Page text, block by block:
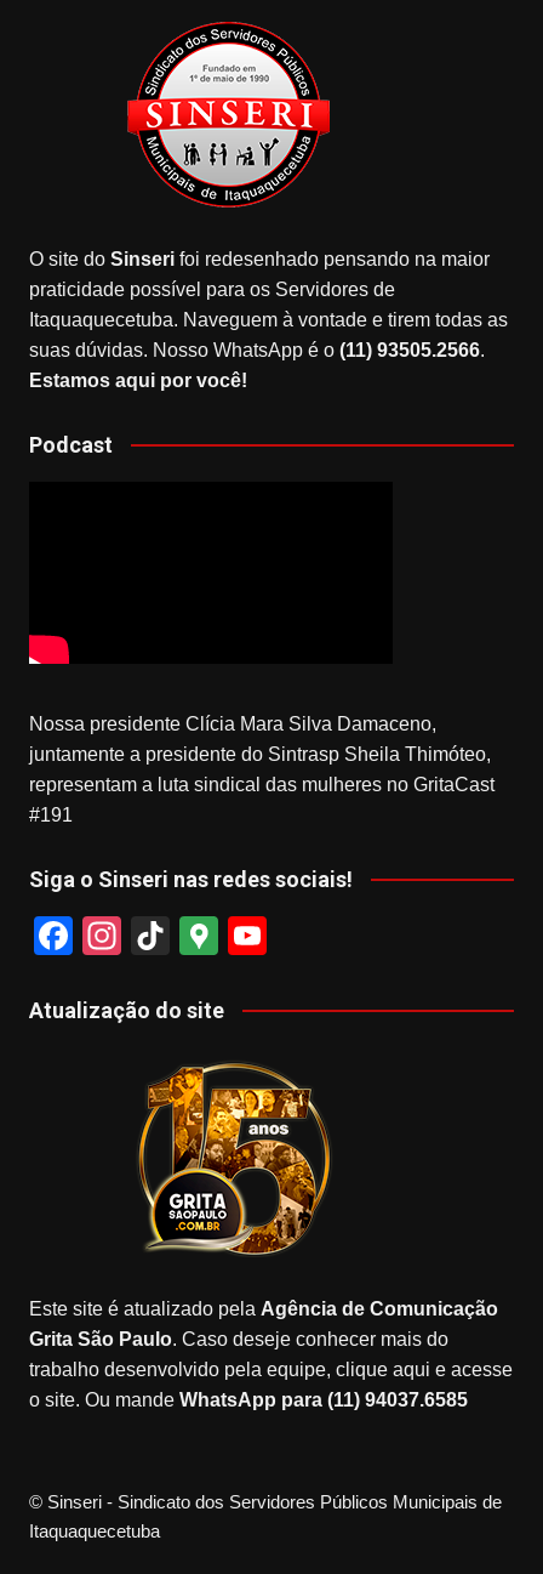
O site do Sinserifoi redesenhado pensando na maior
praticidade possível para os Servidores de
Itaquaquecetuba. Naveguem à vontade e tirem todas as
suas dúvidas. Nosso WhatsApp é o (11) 93505.2566.
Estamos aqui por você!
Podcast
Nossa presidente Clícia Mara Silva Damaceno,
juntamente a presidente do Sintrasp Sheila Thimóteo,
representam a luta sindical das mulheres no GritaCast
#191
Siga o Sinseri nas redes sociais!
F
c
In
a
m
Ti
T
k
G
o
gl
e
M
a
p
s
u
u
b
e
Atualização do site
Este site é atualizado pela Agência de Comunicação
Grita São Paulo. Caso deseje conhecer mais do
trabalho desenvolvido pela equipe, clique aqui e acesse
o site. Ou mande WhatsApp para (11) 94037.6585
© Sinseri - Sindicato dos Servidores Públicos Municipais de
Itaquaquecetuba